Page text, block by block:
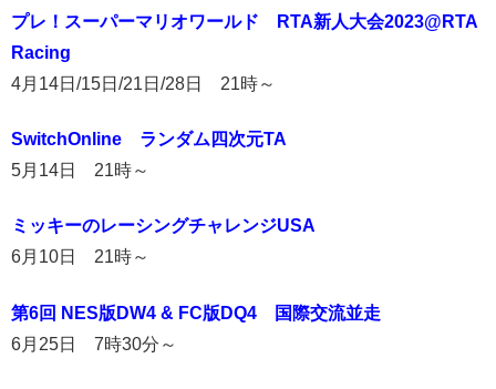
プレ！スーパーマリオワールド RTA新人大会2023@RTA
Racing
4月14日/15日/21日/28日 21時～
SwitchOnline ランダム四次元TA
5月14日 21時～
ミッキーのレーシングチャレンジUSA
6月10日 21時～
第6回 NES版DW4 & FC版DQ4 国際交流並走
6月25日 7時30分～